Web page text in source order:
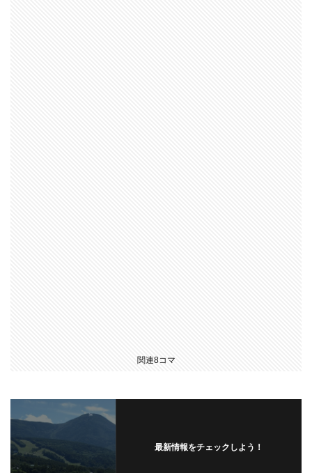
関連8コマ
最新情報をチェックしよう！